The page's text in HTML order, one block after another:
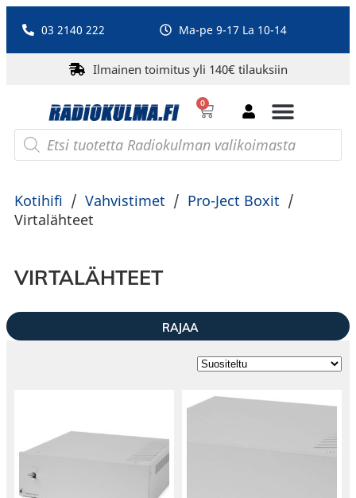
03 2140 222 Ma-pe 9-17 La 10-14
Ilmainen toimitus yli 140€ tilauksiin
0
Kotihifi / Vahvistimet / Pro-Ject Boxit /
Virtalähteet
VIRTALÄHTEET
RAJAA